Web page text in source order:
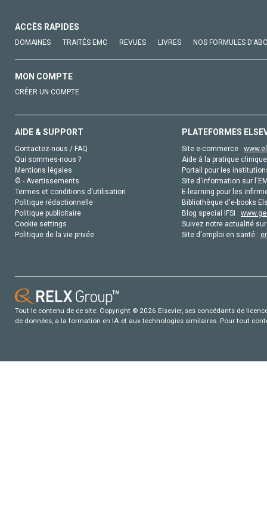
ACCÈS RAPIDES
DOMAINES TRAITÉS EMC REVUES LIVRES NOS FORMULES
MON COMPTE
CRÉER UN COMPTE
AIDE & SUPPORT
Contactez-nous / FAQ
Qui sommes-nous ?
Mentions légales
© - Avertissements
Termes et conditions d'utilisation
Politique rédactionnelle
Politique publicitaire
Cookie settings
Politique de la vie privée
PLATEFORMES
Site e-commerce :
Aide à la pratique
Portail pour les
Site d'information sur
E-learning pour les
Bibliothèque d'e-books
Blog special IFSI :
Suivez notre actualité
Site d'emploi en santé :
Tout le contenu de ce site: Copyright © 2026 Elsevier, ses concédants de
de données, a la formation en IA et aux technologies similaires. Pour tout